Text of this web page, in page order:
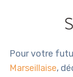
Pour votre
Marseillaise,